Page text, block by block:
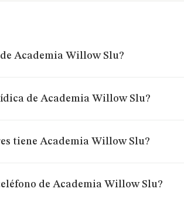
de Academia Willow Slu?
de Academia Willow Slu?
tiene Academia Willow Slu?
de Academia Willow Slu?